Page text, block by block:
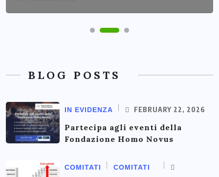
BLOG POSTS
IN EVIDENZA FEBRUARY 22, 2026
Partecipa agli eventi della
Fondazione Homo Novus
COMITATI
COMITATI